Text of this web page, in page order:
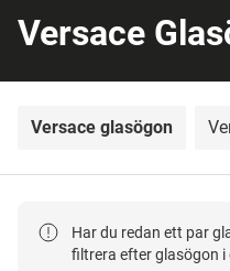
Versace
Versace glasögon
Har du redan ett par
filtrera efter glasögon i